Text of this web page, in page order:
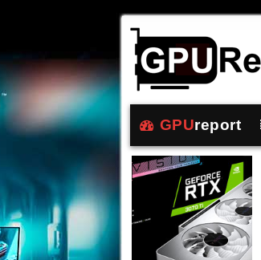
GPUreport